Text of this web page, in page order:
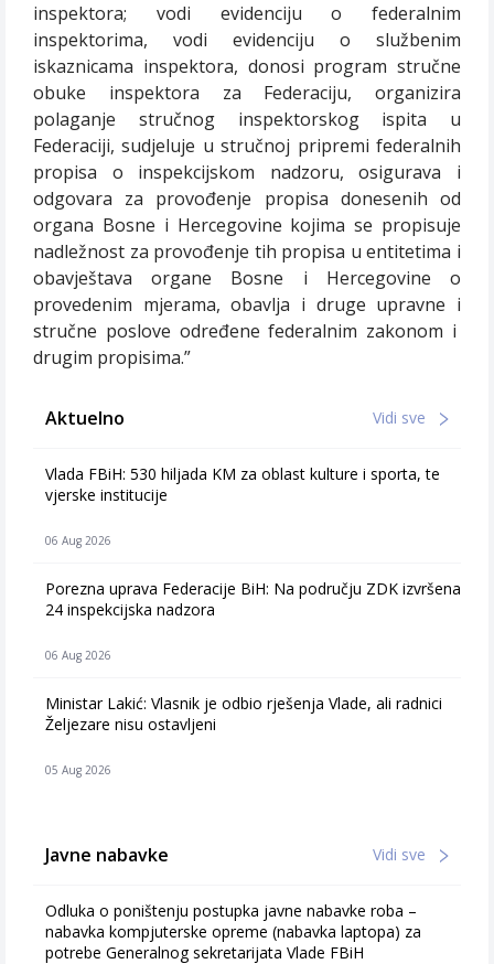
inspektora; vodi evidenciju o federalnim
inspektorima, vodi evidenciju o službenim
iskaznicama inspektora, donosi program stručne
obuke inspektora za Federaciju, organizira
polaganje stručnog inspektorskog ispita u
Federaciji, sudjeluje u stručnoj pripremi federalnih
propisa o inspekcijskom nadzoru, osigurava i
odgovara za provođenje propisa donesenih od
organa Bosne i Hercegovine kojima se propisuje
nadležnost za provođenje tih propisa u entitetima i
obavještava organe Bosne i Hercegovine o
provedenim mjerama, obavlja i druge upravne i
stručne poslove određene federalnim zakonom i
drugim propisima.”
Aktuelno Vidi sve
Vlada FBiH: 530 hiljada KM za oblast kulture i sporta, te
vjerske institucije
06 Aug 2026
Porezna uprava Federacije BiH: Na području ZDK izvršena
24 inspekcijska nadzora
06 Aug 2026
Ministar Lakić: Vlasnik je odbio rješenja Vlade, ali radnici
Željezare nisu ostavljeni
05 Aug 2026
Javne nabavke Vidi sve
Odluka o poništenju postupka javne nabavke roba –
nabavka kompjuterske opreme (nabavka laptopa) za
potrebe Generalnog sekretarijata Vlade FBiH